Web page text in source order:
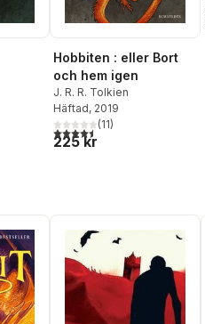
antal röster:
Hobbiten : eller Bort
och hem igen
J. R. R. Tolkien
Häftad, 2019
4,5utav 5 stjärnor. Totalt antal
(11)
225 kr